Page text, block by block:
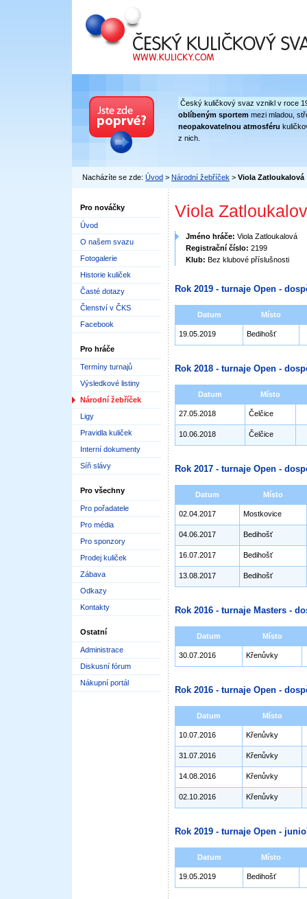
Český kuličkový svaz
Český kuličkový svaz vznikl v roce
oblíbeným sportem mezi mladou,
neopakovatelnou atmosféru
z nich.
Nacházíte se zde: Úvod > Národní žebříček > Viola Zatloukalová
Pro nováčky
Úvod
O našem svazu
Fotogalerie
Historie kuliček
Časté dotazy
Členství v ČKS
Facebook
Pro hráče
Termíny turnajů
Výsledkové listiny
Národní žebříček
Ligy
Pravidla kuliček
Interní dokumenty
Síň slávy
Pro všechny
Pro pořadatele
Pro média
Pro sponzory
Prodej kuliček
Zábava
Odkazy
Kontakty
Ostatní
Administrace
Diskusní fórum
Nákupní portál
Viola
Jméno hráče: Viola Zatloukalová
Registrační číslo: 2199
Klub: Bez klubové příslušnosti
Rok 2019 - turnaje Open -
Datum Místo
19.05.2019 Bedihošť
Rok 2018 - turnaje Open -
Datum Místo
27.05.2018 Čelčice
10.06.2018 Čelčice
Rok 2017 - turnaje Open -
Datum Místo
02.04.2017 Mostkovice
04.06.2017 Bedihošť
16.07.2017 Bedihošť
13.08.2017 Bedihošť
Rok 2016 - turnaje Masters -
Datum Místo
30.07.2016 Křenůvky
Rok 2016 - turnaje Open -
Datum Místo
10.07.2016 Křenůvky
31.07.2016 Křenůvky
14.08.2016 Křenůvky
02.10.2016 Křenůvky
Rok 2019 - turnaje Open -
Datum Místo
19.05.2019 Bedihošť